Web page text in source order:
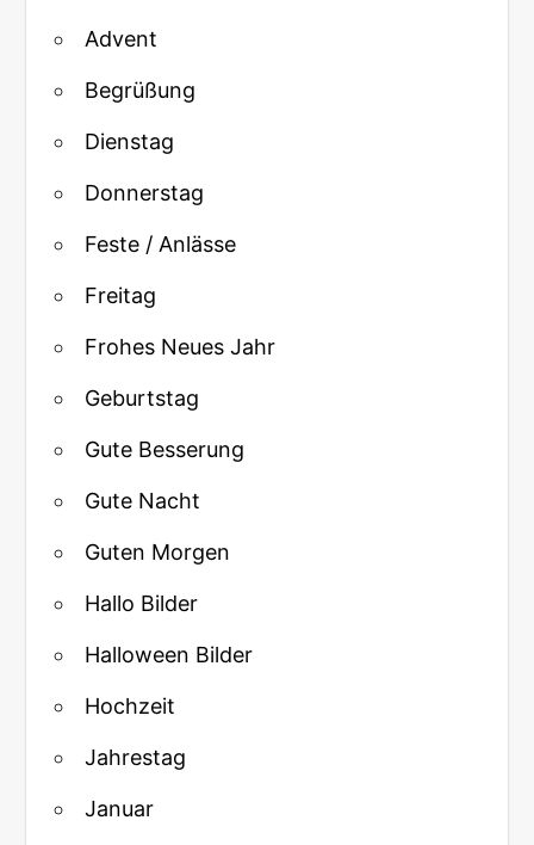
Advent
Begrüßung
Dienstag
Donnerstag
Feste / Anlässe
Freitag
Frohes Neues Jahr
Geburtstag
Gute Besserung
Gute Nacht
Guten Morgen
Hallo Bilder
Halloween Bilder
Hochzeit
Jahrestag
Januar